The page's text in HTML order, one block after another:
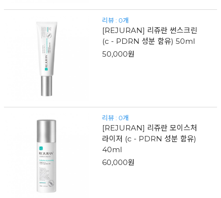
리뷰 : 0개
[REJURAN] 리쥬란 썬스크린
(c - PDRN 성분 함유) 50ml
50,000원
리뷰 : 0개
[REJURAN] 리쥬란 모이스처
라이저 (c - PDRN 성분 함유)
40ml
60,000원